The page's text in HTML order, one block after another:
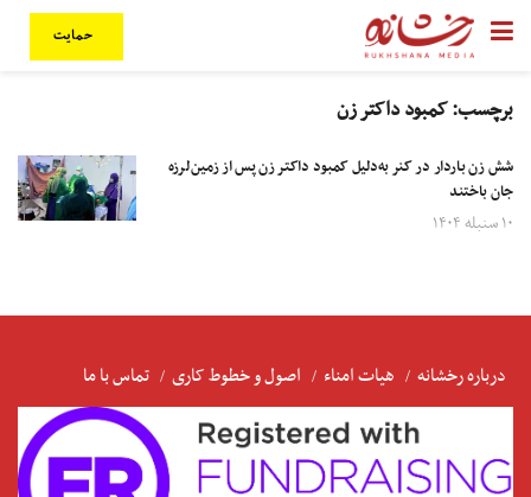
حمایت
برچسب:کمبود داکتر زن
شش زن باردار در کنر به‌دلیل کمبود داکتر زن پس از زمین‌لرزه
جان باختند
۱۰ سنبله ۱۴۰۴
درباره رخشانه هیات امناء اصول و خطوط کاری تماس با ما